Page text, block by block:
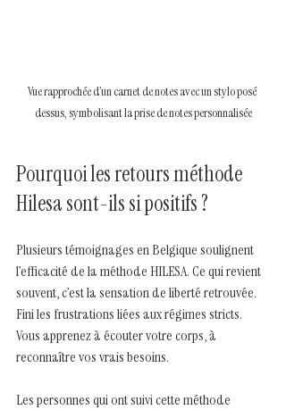
Vue rapprochée d’un carnet de notes avec un stylo posé
dessus, symbolisant la prise de notes personnalisée
Pourquoi les retours méthode
Hilesa sont-ils si positifs ?
Plusieurs témoignages en Belgique soulignent
l’efficacité de la méthode HILESA. Ce qui revient
souvent, c’est la sensation de liberté retrouvée.
Fini les frustrations liées aux régimes stricts.
Vous apprenez à écouter votre corps, à
reconnaître vos vrais besoins.
Les personnes qui ont suivi cette méthode